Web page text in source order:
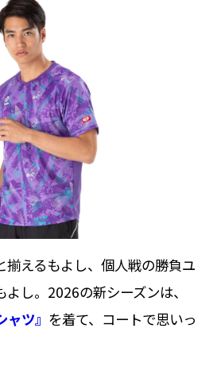
えるもよし、個人戦の勝負ユ
し。2026の新シーズンは、
ャツ』 を着て、コートで思いっ